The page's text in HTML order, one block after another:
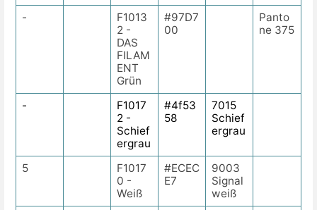
-
F1013
2 -
DAS
FILAM
ENT
Grün
#97D7
00
Panto
ne 375
-
F1017
2 -
Schief
ergrau
#4f53
58
7015
Schief
ergrau
5
F1017
0 -
Weiß
#ECEC
E7
9003
Signal
weiß